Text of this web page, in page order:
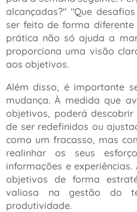
alcançadas?" "Que
ser feito de forma
prática não só ajuda a
proporciona uma visão
aos objetivos.
Além disso, é importante
mudança. À medida que
objetivos, poderá
de ser redefinidos ou
como um fracasso, mas
realinhar os seus
informações e
objetivos de forma
valiosa na gestão do
produtividade.